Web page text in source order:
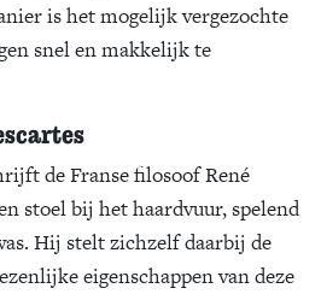
is het mogelijk vergezochte
snel en makkelijk te
de Franse filosoof René
stoel bij het haardvuur, spelend
Hij stelt zichzelf daarbij de
eigenschappen van deze